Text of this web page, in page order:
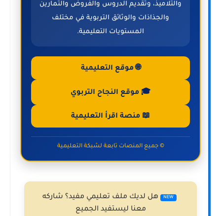
والتلاميذ، وتقديم الدروس والفروض والتمارين
والجذاذات والوثائق التربوية في مختلف
المستويات التعليمية.
🌐 موقع التعليمية
🎓 موقع النجاح التربوي
📖 منصة اقرأ التعليمية
© جميع المنصات تابعة لشبكة التعليمية
NEW
هل لديك ملف تعليمي مفيد؟ شاركه
معنا ليستفيد الجميع